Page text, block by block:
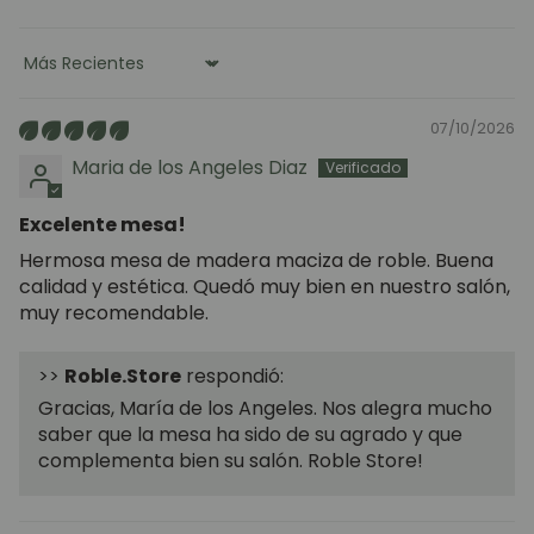
Sort by
07/10/2026
Maria de los Angeles Diaz
Excelente mesa!
Hermosa mesa de madera maciza de roble. Buena
calidad y estética. Quedó muy bien en nuestro salón,
muy recomendable.
>> Roble.Store respondió:
Gracias, María de los Angeles. Nos alegra mucho
saber que la mesa ha sido de su agrado y que
complementa bien su salón. Roble Store!